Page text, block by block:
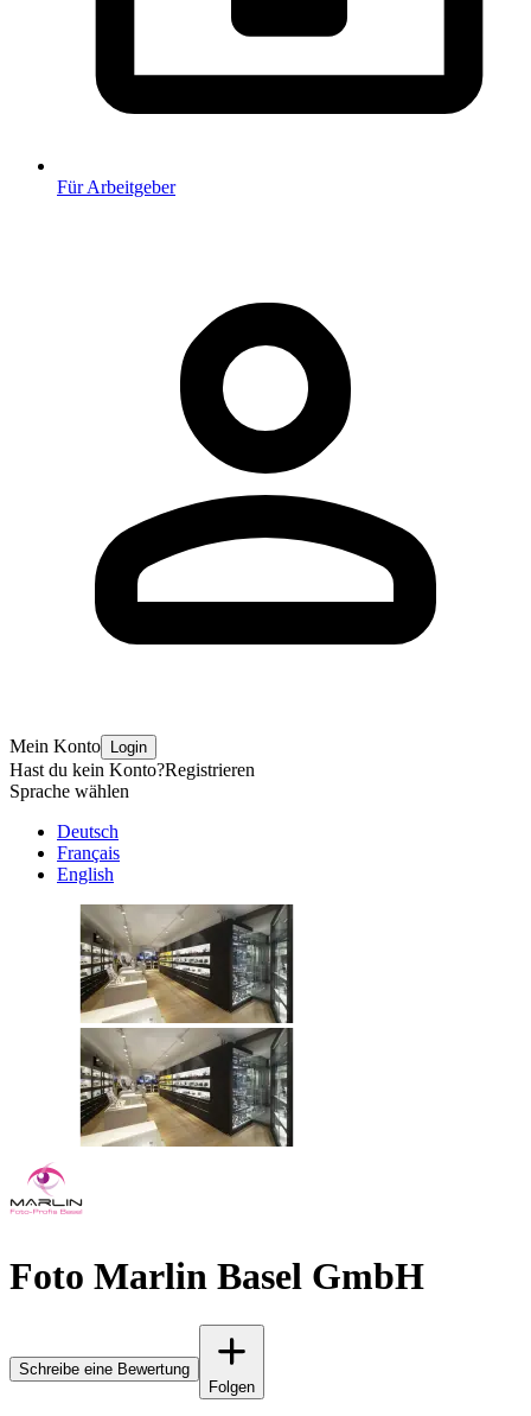
Für Arbeitgeber
Mein Konto Login
Hast du kein Konto?Registrieren
Sprache wählen
Deutsch
Français
English
Foto Marlin Basel GmbH
Schreibe eine Bewertung
Folgen